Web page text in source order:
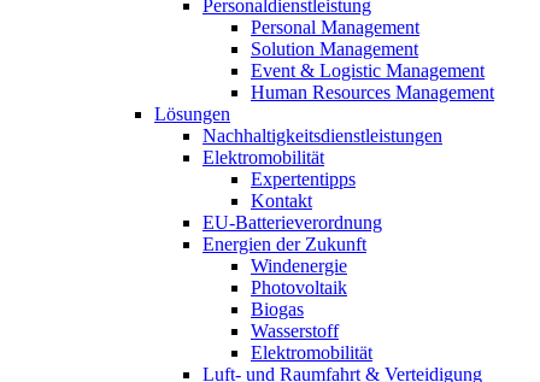
Personaldienstleistung
Personal Management
Solution Management
Event & Logistic Management
Human Resources Management
Lösungen
Nachhaltigkeitsdienstleistungen
Elektromobilität
Expertentipps
Kontakt
EU-Batterieverordnung
Energien der Zukunft
Windenergie
Photovoltaik
Biogas
Wasserstoff
Elektromobilität
Luft- und Raumfahrt & Verteidigung